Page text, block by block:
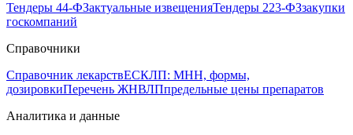
Тендеры 44-ФЗактуальные извещенияТендеры 223-ФЗзакупки
госкомпаний
Справочники
Справочник лекарствЕСКЛП: МНН, формы,
дозировкиПеречень ЖНВЛПпредельные цены препаратов
Аналитика и данные